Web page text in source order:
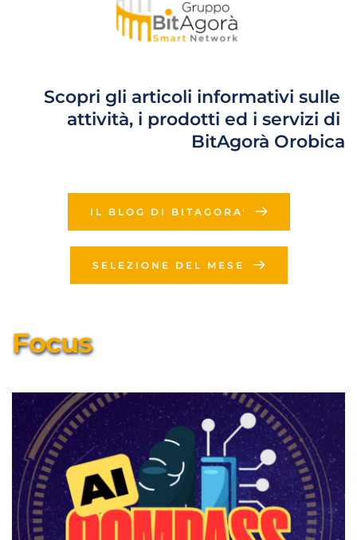
Scopri gli articoli informativi sulle
attività, i prodotti ed i servizi di
BitAgorà Orobica
IL BLOG DI BITAGORA'
SELEZIONE DEL MESE
Focus